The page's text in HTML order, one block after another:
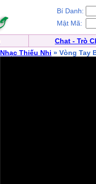
Bí Danh:
Mật Mã:
Chat - Trò
Nhạc Thiếu Nhi » Vòng Tay